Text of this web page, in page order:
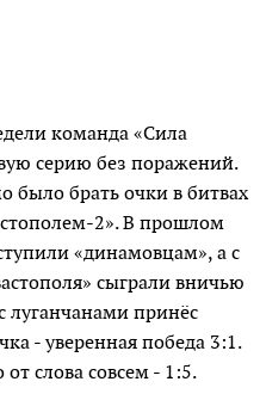
команда «Сила
серию без поражений.
было брать очки в битвах
2». В прошлом
«динамовцам», а с
сыграли вничью
луганчанами принёс
- уверенная победа 3:1.
слова совсем - 1:5.